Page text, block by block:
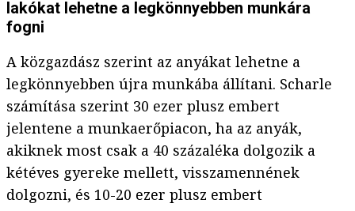
lakókat lehetne a legkönnyebben munkára
fogni
A közgazdász szerint az anyákat lehetne a
legkönnyebben újra munkába állítani. Scharle
számítása szerint 30 ezer plusz embert
jelentene a munkaerőpiacon, ha az anyák,
akiknek most csak a 40 százaléka dolgozik a
kétéves gyereke mellett, visszamennének
dolgozni, és 10-20 ezer plusz embert